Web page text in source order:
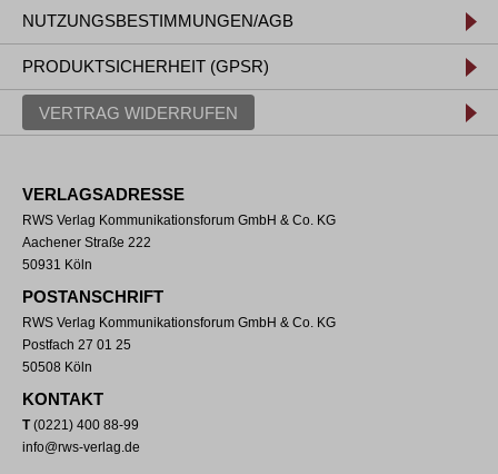
NUTZUNGSBESTIMMUNGEN/AGB
PRODUKTSICHERHEIT (GPSR)
VERTRAG WIDERRUFEN
VERLAGSADRESSE
RWS Verlag Kommunikationsforum GmbH & Co. KG
Aachener Straße 222
50931 Köln
POSTANSCHRIFT
RWS Verlag Kommunikationsforum GmbH & Co. KG
Postfach 27 01 25
50508 Köln
KONTAKT
T(0221) 400 88-99
info@rws-verlag.de